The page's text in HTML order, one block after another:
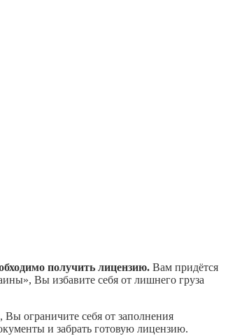
получить лицензию. Вам придётся
Вы избавите себя от лишнего груза
ограничите себя от заполнения
и забрать готовую лицензию.